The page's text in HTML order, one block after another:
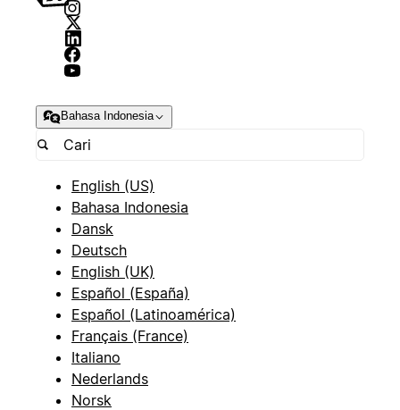
Bahasa Indonesia
English (US)
Bahasa Indonesia
Dansk
Deutsch
English (UK)
Español (España)
Español (Latinoamérica)
Français (France)
Italiano
Nederlands
Norsk